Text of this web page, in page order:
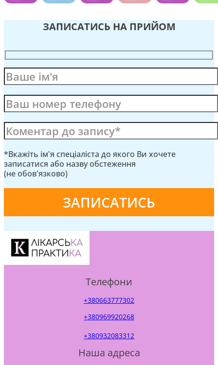
ЗАПИСАТИСЬ НА ПРИЙОМ
*Вкажіть ім'я спеціаліста до якого Ви хочете
записатися або назву обстеження
(не обов'язково)
Телефони
+380663777302
+380969920268
+380932083312
Наша адреса